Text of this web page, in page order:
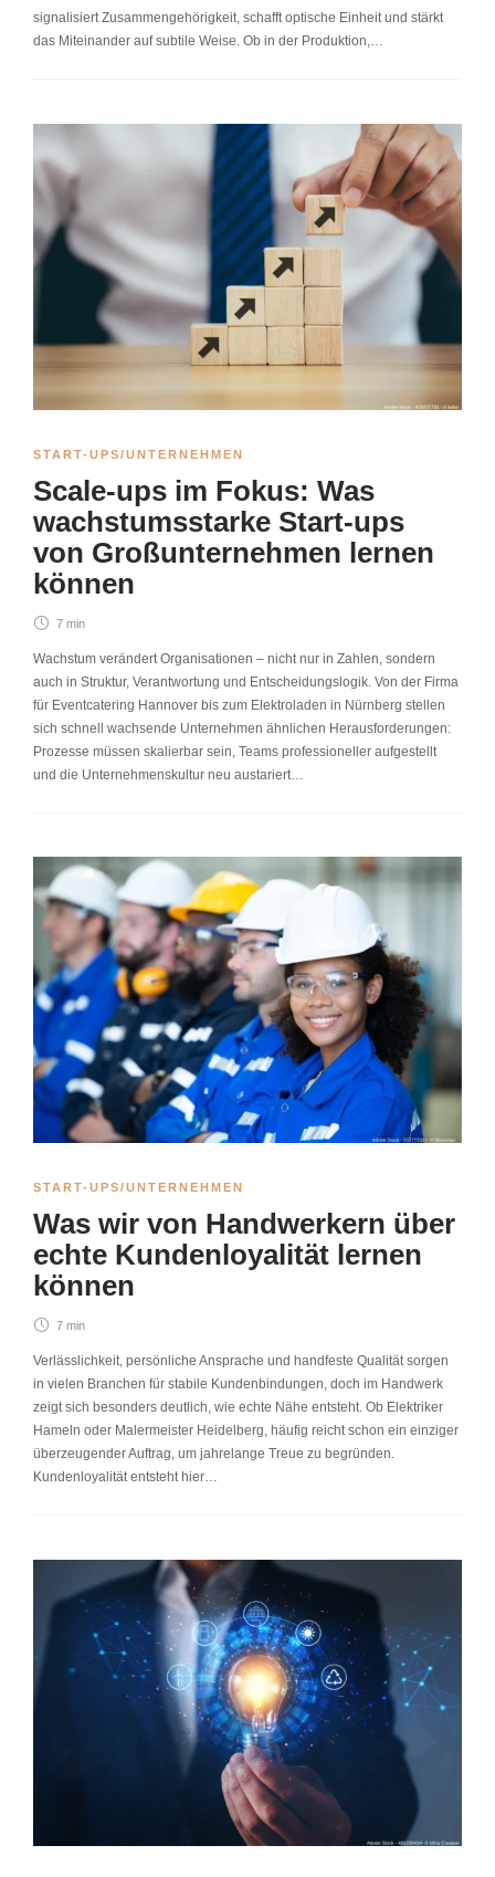
signalisiert Zusammengehörigkeit, schafft optische Einheit und stärkt
das Miteinander auf subtile Weise. Ob in der Produktion,…
START-UPS/UNTERNEHMEN
Scale-ups im Fokus: Was
wachstumsstarke Start-ups
von Großunternehmen lernen
können
7 min
Wachstum verändert Organisationen – nicht nur in Zahlen, sondern
auch in Struktur, Verantwortung und Entscheidungslogik. Von der Firma
für Eventcatering Hannover bis zum Elektroladen in Nürnberg stellen
sich schnell wachsende Unternehmen ähnlichen Herausforderungen:
Prozesse müssen skalierbar sein, Teams professioneller aufgestellt
und die Unternehmenskultur neu austariert…
START-UPS/UNTERNEHMEN
Was wir von Handwerkern über
echte Kundenloyalität lernen
können
7 min
Verlässlichkeit, persönliche Ansprache und handfeste Qualität sorgen
in vielen Branchen für stabile Kundenbindungen, doch im Handwerk
zeigt sich besonders deutlich, wie echte Nähe entsteht. Ob Elektriker
Hameln oder Malermeister Heidelberg, häufig reicht schon ein einziger
überzeugender Auftrag, um jahrelange Treue zu begründen.
Kundenloyalität entsteht hier…